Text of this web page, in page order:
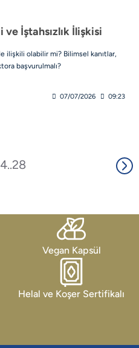
İştahsızlık İlişkisi
ilişkili olabilir mi? Bilimsel kanıtlar,
başvurulmalı?
07/07/2026 09:23
4..28
Vegan Kapsül
Helal ve Koşer Sertifikalı